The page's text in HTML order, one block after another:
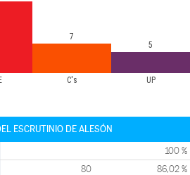
C's UP
7
5
ESCRUTINIO DE ALESÓN
100 %
80 86,02 %